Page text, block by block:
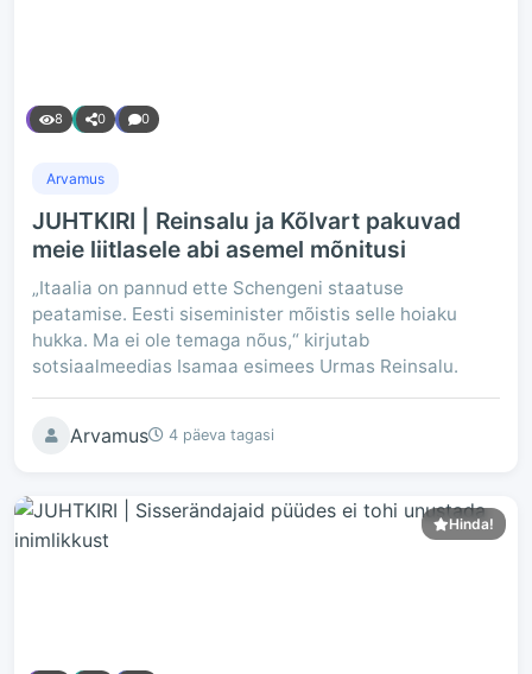
8 0 0
Arvamus
JUHTKIRI | Reinsalu ja Kõlvart pakuvad
meie liitlasele abi asemel mõnitusi
„Itaalia on pannud ette Schengeni staatuse
peatamise. Eesti siseminister mõistis selle hoiaku
hukka. Ma ei ole temaga nõus,“ kirjutab
sotsiaalmeedias Isamaa esimees Urmas Reinsalu.
Arvamus 4 päeva tagasi
Hinda!